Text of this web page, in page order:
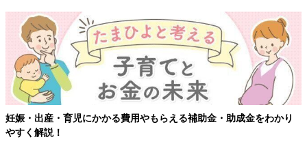
・育児にかかる費用やもらえる補助金・助成金をわかり
！
【ワク